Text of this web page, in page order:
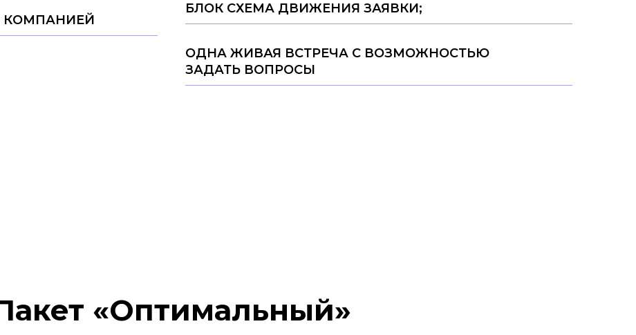
КОМПАНИЕЙ
БЛОК СХЕМА ДВИЖЕНИЯ ЗАЯВКИ;
ОДНА ЖИВАЯ ВСТРЕЧА С ВОЗМОЖНОСТЬЮ
ЗАДАТЬ ВОПРОСЫ
«Оптимальный»